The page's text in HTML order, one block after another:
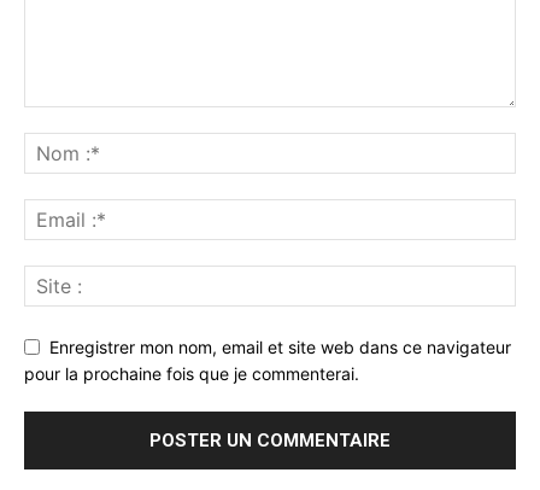
Enregistrer mon nom, email et site web dans ce navigateur
pour la prochaine fois que je commenterai.